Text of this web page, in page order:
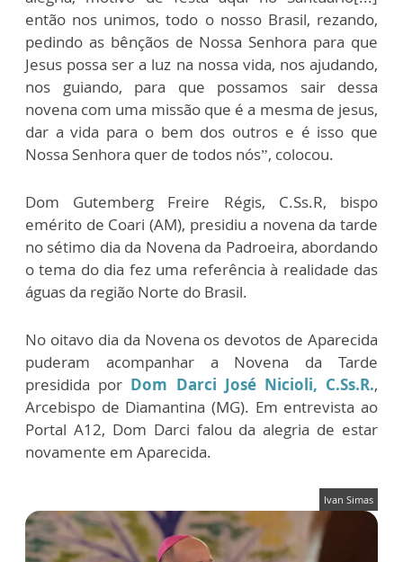
então nos unimos, todo o nosso Brasil, rezando,
pedindo as bênçãos de Nossa Senhora para que
Jesus possa ser a luz na nossa vida, nos ajudando,
nos guiando, para que possamos sair dessa
novena com uma missão que é a mesma de jesus,
dar a vida para o bem dos outros e é isso que
Nossa Senhora quer de todos nós”, colocou.
Dom Gutemberg Freire Régis, C.Ss.R, bispo
emérito de Coari (AM), presidiu a novena da tarde
no sétimo dia da Novena da Padroeira, abordando
o tema do dia fez uma referência à realidade das
águas da região Norte do Brasil.
No oitavo dia da Novena os devotos de Aparecida
puderam acompanhar a Novena da Tarde
presidida por Dom Darci José Nicioli, C.Ss.R.,
Arcebispo de Diamantina (MG). Em entrevista ao
Portal A12, Dom Darci falou da alegria de estar
novamente em Aparecida.
Ivan Simas